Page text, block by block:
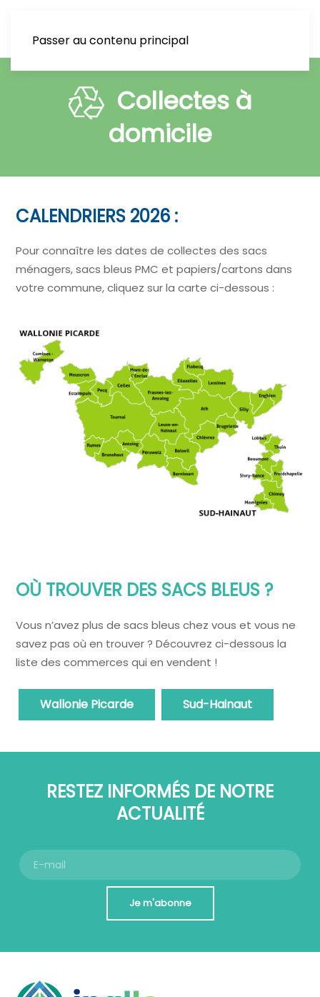
Passer au contenu principal
Collectes à
domicile
CALENDRIERS 2026 :
Pour connaître les dates de collectes des sacs
ménagers, sacs bleus PMC et papiers/cartons dans
votre commune, cliquez sur la carte ci-dessous :
OÙ TROUVER DES SACS BLEUS ?
Vous n’avez plus de sacs bleus chez vous et vous ne
savez pas où en trouver ? Découvrez ci-dessous la
liste des commerces qui en vendent !
Wallonie Picarde Sud-Hainaut
RESTEZ INFORMÉS DE NOTRE
ACTUALITÉ
Je m'abonne